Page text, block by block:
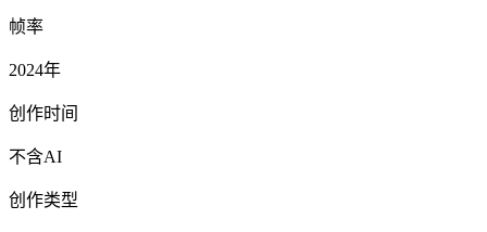
帧率
2024年
创作时间
不含AI
创作类型